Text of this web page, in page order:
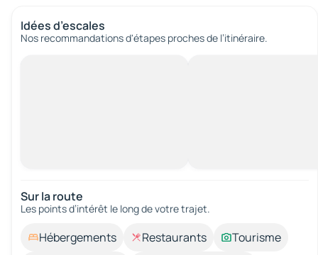
Idées d’escales
Nos recommandations d'étapes proches de l’itinéraire.
Sur la route
Les points d’intérêt le long de votre trajet.
Hébergements Restaurants
Tourisme